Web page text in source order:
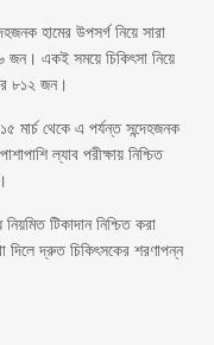
হামের উপসর্গ নিয়ে সারা
জন। একই সময়ে চিকিৎসা নিয়ে
৮১২ জন।
মার্চ থেকে এ পর্যন্ত সন্দেহজনক
ল্যাব পরীক্ষায় নিশ্চিত
টিকাদান নিশ্চিত করা
দিলে দ্রুত চিকিৎসকের শরণাপন্ন